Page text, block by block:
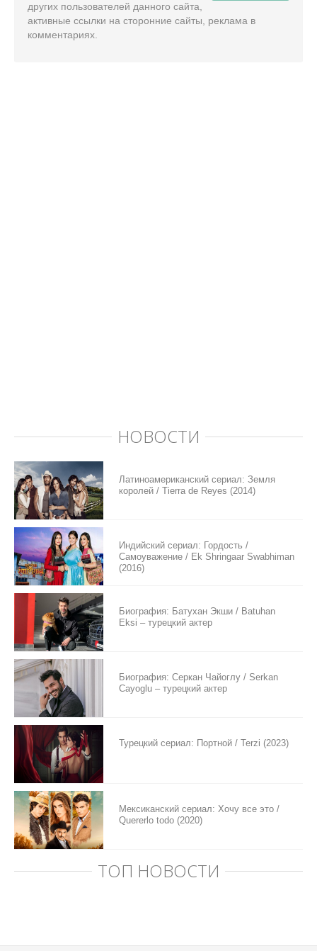
других пользователей данного сайта,
активные ссылки на сторонние сайты, реклама в
комментариях.
НОВОСТИ
Латиноамериканский сериал: Земля
королей / Tierra de Reyes (2014)
Индийский сериал: Гордость /
Самоуважение / Ek Shringaar Swabhiman
(2016)
Биография: Батухан Экши / Batuhan
Eksi – турецкий актер
Биография: Серкан Чайоглу / Serkan
Cayoglu – турецкий актер
Турецкий сериал: Портной / Terzi (2023)
Мексиканский сериал: Хочу все это /
Quererlo todo (2020)
ТОП НОВОСТИ